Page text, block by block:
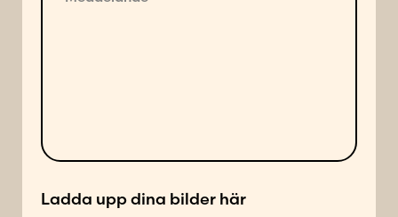
t
*
d
e
Ladda upp dina bilder här